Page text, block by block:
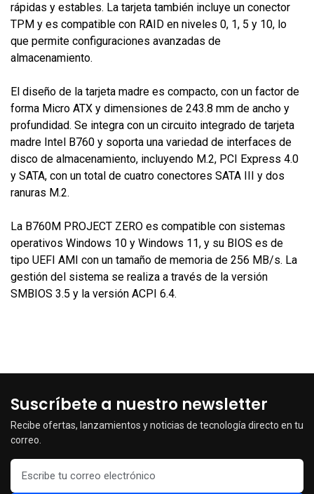
rápidas y estables. La tarjeta también incluye un conector
TPM y es compatible con RAID en niveles 0, 1, 5 y 10, lo
que permite configuraciones avanzadas de
almacenamiento.
El diseño de la tarjeta madre es compacto, con un factor de
forma Micro ATX y dimensiones de 243.8 mm de ancho y
profundidad. Se integra con un circuito integrado de tarjeta
madre Intel B760 y soporta una variedad de interfaces de
disco de almacenamiento, incluyendo M.2, PCI Express 4.0
y SATA, con un total de cuatro conectores SATA III y dos
ranuras M.2.
La B760M PROJECT ZERO es compatible con sistemas
operativos Windows 10 y Windows 11, y su BIOS es de
tipo UEFI AMI con un tamaño de memoria de 256 MB/s. La
gestión del sistema se realiza a través de la versión
SMBIOS 3.5 y la versión ACPI 6.4.
Suscríbete a nuestro newsletter
Recibe ofertas, lanzamientos y noticias de tecnología directo en tu
correo.